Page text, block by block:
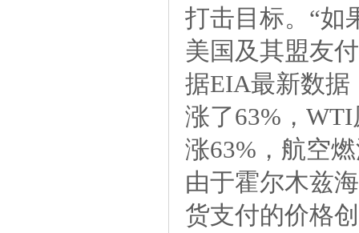
打击目标。“如
美国及其盟友
据EIA最新数据
涨了63%，
涨63%，航空
由于霍尔木兹
货支付的价格